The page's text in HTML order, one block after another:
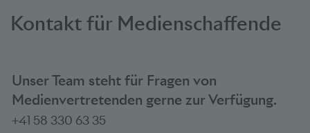
Kontakt für Medienschaffende
Unser Team steht für Fragen von
Medienvertretenden gerne zur Verfügung.
+41 58 330 63 35